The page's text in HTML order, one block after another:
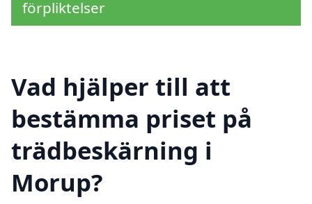
förpliktelser
Vad hjälper till att
bestämma priset på
trädbeskärning i
Morup?